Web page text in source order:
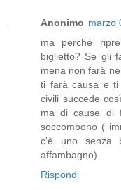
Anonimo marzo
ma perchè
biglietto? Se gli
mena non farà
ti farà causa e ti
civili succede
ma di cause di
soccombono (
c'è uno senza
affambagno)
Rispondi